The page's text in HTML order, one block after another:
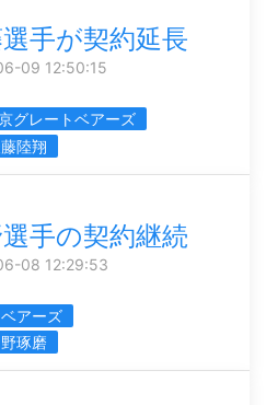
手が契約延長
09 12:50:15
グレートベアーズ
陸翔
選手の契約継続
08 12:29:53
アーズ
野琢磨